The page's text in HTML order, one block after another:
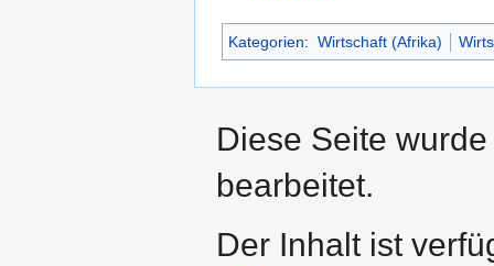
Kategorien: Wirtschaft (Afrika)
Diese Seite
bearbeitet.
Der Inhalt ist